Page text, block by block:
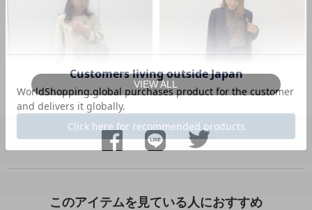
VIEW ALL
このアイテムを見ている人におすすめ